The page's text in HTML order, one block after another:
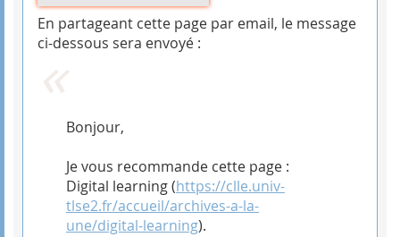
En partageant cette page par email, le message
ci-dessous sera envoyé :
Bonjour,
Je vous recommande cette page :
Digital learning (https://clle.univ-
tlse2.fr/accueil/archives-a-la-
une/digital-learning).